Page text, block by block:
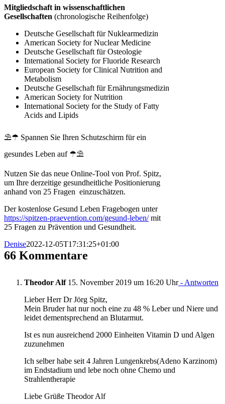
Mitgliedschaft in wissenschaftlichen
Gesellschaften (chronologische Reihenfolge)
Deutsche Gesellschaft für Nuklearmedizin
American Society for Nuclear Medicine
Deutsche Gesellschaft für Osteologie
International Society for Fluoride Research
European Society for Clinical Nutrition and
Metabolism
Deutsche Gesellschaft für Ernährungsmedizin
American Society for Nutrition
International Society for the Study of Fatty
Acids and Lipids
⛱☂ Spannen Sie Ihren Schutzschirm für ein
gesundes Leben auf ☂⛱
Nutzen Sie das neue Online-Tool von Prof. Spitz,
um Ihre derzeitige gesundheitliche Positionierung
anhand von 25 Fragen einzuschätzen.
Der kostenlose Gesund Leben Fragebogen unter
https://spitzen-praevention.com/gesund-leben/mit
25 Fragen zu Prävention und Gesundheit.
Denise2022-12-05T17:31:25+01:00
66 Kommentare
Theodor Alf15. November 2019 um 16:20 Uhr- Antworten
Lieber Herr Dr Jörg Spitz,
Mein Bruder hat nur noch eine zu 48 % Leber und Niere und
leidet dementsprechend an Blutarmut.
Ist es nun ausreichend 2000 Einheiten Vitamin D und Algen
zuzunehmen
Ich selber habe seit 4 Jahren Lungenkrebs(Adeno Karzinom)
im Endstadium und lebe noch ohne Chemo und
Strahlentherapie
Liebe Grüße Theodor Alf